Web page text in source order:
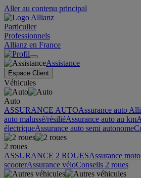
Aller au contenu principal
Particulier
Professionnels
Allianz en France
Assistance
Espace Client
Véhicules
Auto
ASSURANCE AUTOAssurance auto
auto malussé/résiliéAssurance auto au km
électriqueAssurance auto semi autonome
2 roues
ASSURANCE 2 ROUESAssurance moto
scooterAssurance véloConseils 2 roues